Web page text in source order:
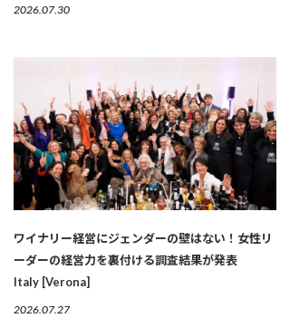
2026.07.30
ワイナリー経営にジェンダーの壁はない！女性リ
ーダーの経営力を裏付ける調査結果が発表
Italy [Verona]
2026.07.27